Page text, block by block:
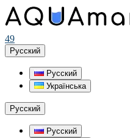
49
Русский
Русский
Українська
Русский
Русский